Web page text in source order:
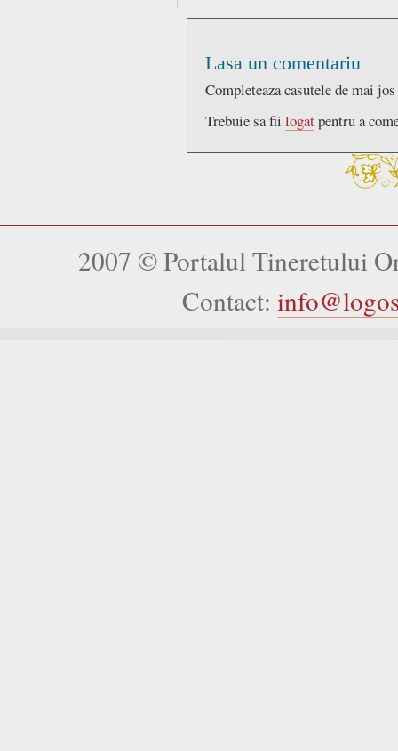
Lasa un comentariu
Completeaza casutele de mai
Trebuie sa fii logatpentru a
2007 © Portalul Tineretului
Contact: